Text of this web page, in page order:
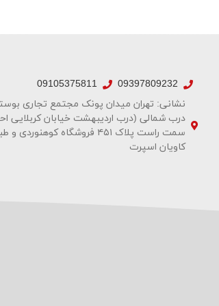
09397809232
09105375811
نشانی: تهران میدان پونک مجتمع تجاری
درب شمالی (درب اردیبهشت خیابان کربلایی
سمت راست پلاک ۴۵۱ فروشگاه
کاویان اسپرت